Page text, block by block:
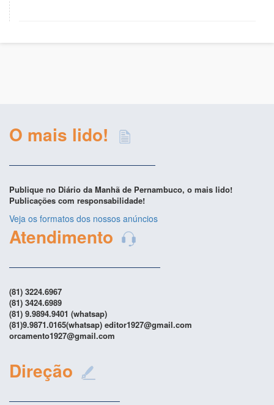
O mais lido!
Publique no Diário da Manhã de Pernambuco, o mais lido!
Publicações com responsabilidade!
Veja os formatos dos nossos anúncios
Atendimento
(81) 3224.6967
(81) 3424.6989
(81) 9.9894.9401 (whatsap)
(81)9.9871.0165(whatsap) editor1927@gmail.com
orcamento1927@gmail.com
Direção